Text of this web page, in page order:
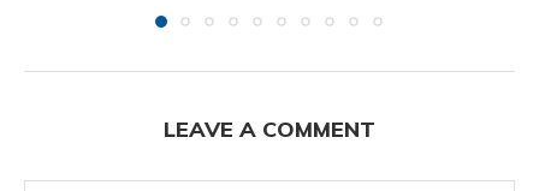
LEAVE A COMMENT